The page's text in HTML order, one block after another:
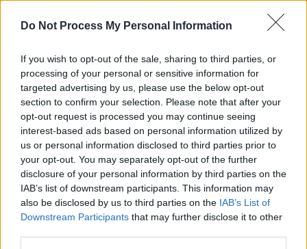
Do Not Process My Personal Information
If you wish to opt-out of the sale, sharing to third parties, or
processing of your personal or sensitive information for
targeted advertising by us, please use the below opt-out
section to confirm your selection. Please note that after your
opt-out request is processed you may continue seeing
interest-based ads based on personal information utilized by
us or personal information disclosed to third parties prior to
your opt-out. You may separately opt-out of the further
disclosure of your personal information by third parties on the
IAB’s list of downstream participants. This information may
also be disclosed by us to third parties on the IAB’s List of
Downstream Participants that may further disclose it to other
Στα δικαστήρια η Κατερίνα Παπουτσάκη
με τον πρώην σύζυγό της, Παναγιώτη
Πιλαφά, για τη συνεπιμέλεια των
παιδιών τους
Το πρώην ζευγάρι χώρισε τον Νοέμβριο του
2022 μετά από 10 χρόνια γάμου και έχει
αποκτήσει δύο γιους, τον Μάξιμο και τον
Κίμωνα